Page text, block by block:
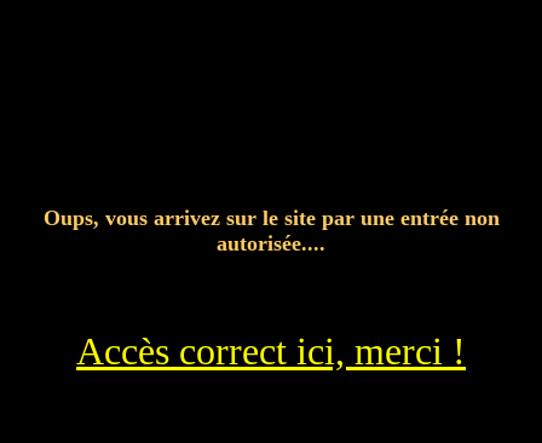
Oups, vous arrivez sur le site par une entrée non
autorisée....
Accès correct ici, merci !